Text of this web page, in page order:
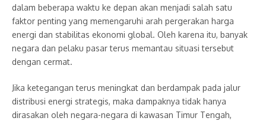
dalam beberapa waktu ke depan akan menjadi salah satu
faktor penting yang memengaruhi arah pergerakan harga
energi dan stabilitas ekonomi global. Oleh karena itu, banyak
negara dan pelaku pasar terus memantau situasi tersebut
dengan cermat.
Jika ketegangan terus meningkat dan berdampak pada jalur
distribusi energi strategis, maka dampaknya tidak hanya
dirasakan oleh negara-negara di kawasan Timur Tengah,